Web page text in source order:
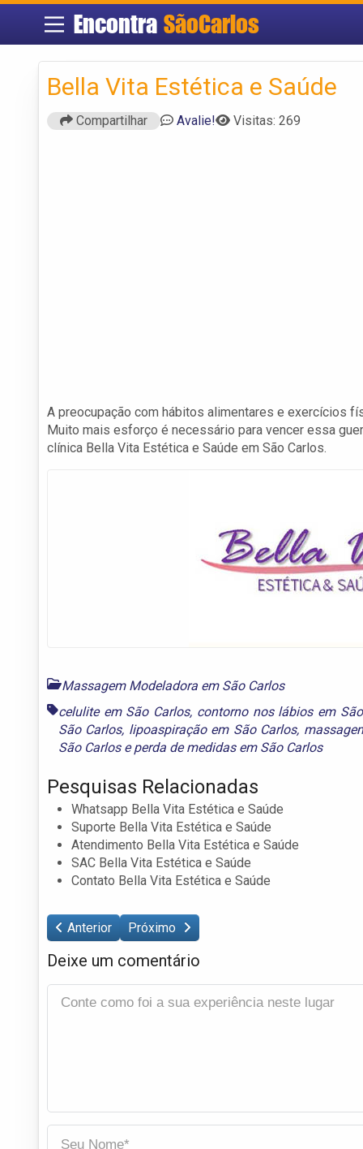
Encontra SãoCarlos
Bella Vita Estética e Saúde
Compartilhar Avalie! Visitas: 269
A preocupação com hábitos alimentares e exercícios
Muito mais esforço é necessário para vencer essa
clínica Bella Vita Estética e Saúde em São Carlos.
Massagem Modeladora em São Carlos
celulite em São Carlos, contorno nos lábios em
São Carlos, lipoaspiração em São Carlos,
São Carloseperda de medidas em São Carlos
Pesquisas Relacionadas
Whatsapp Bella Vita Estética e Saúde
Suporte Bella Vita Estética e Saúde
Atendimento Bella Vita Estética e Saúde
SAC Bella Vita Estética e Saúde
Contato Bella Vita Estética e Saúde
Anterior Próximo
Deixe um comentário